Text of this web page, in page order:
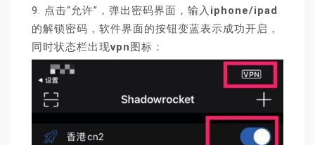
9. 点击“允许”，弹出密码界面，输入 iphone/ipad
的解锁密码，软件界面的按钮变蓝表示成功开启，
同时状态栏出现vpn图标：